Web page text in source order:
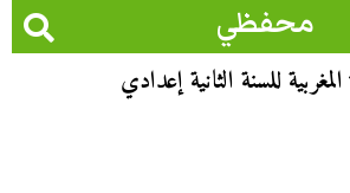
محفظي
للسنة الثانية إعدادي